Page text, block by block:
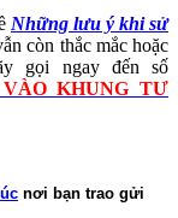
Những lưu ý khi sử
còn thắc mắc hoặc
gọi ngay đến số
VÀO KHUNG TƯ
nơi bạn trao gửi